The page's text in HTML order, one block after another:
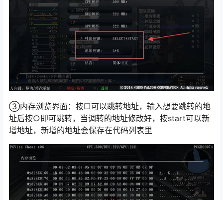
③内存浏览界面：按□可以跳转地址，输入想要跳转的地
址后按○即可跳转，当调转的地址修改好，按start可以新
增地址，新增的地址会保存在代码列表里